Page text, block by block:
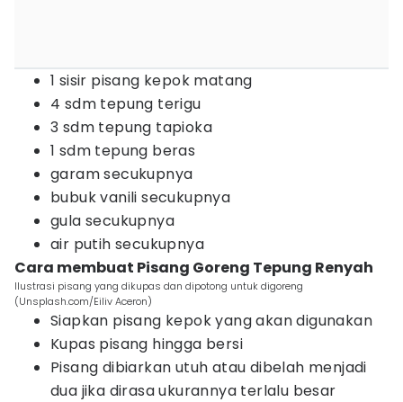
1 sisir pisang kepok matang
4 sdm tepung terigu
3 sdm tepung tapioka
1 sdm tepung beras
garam secukupnya
bubuk vanili secukupnya
gula secukupnya
air putih secukupnya
Cara membuat Pisang Goreng Tepung Renyah
Ilustrasi pisang yang dikupas dan dipotong untuk digoreng
(Unsplash.com/Eiliv Aceron)
Siapkan pisang kepok yang akan digunakan
Kupas pisang hingga bersi
Pisang dibiarkan utuh atau dibelah menjadi
dua jika dirasa ukurannya terlalu besar